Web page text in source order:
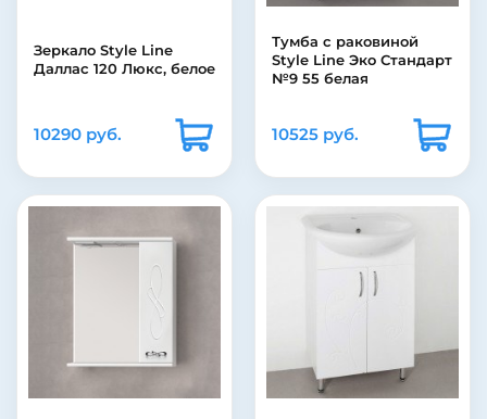
Зеркало Style Line
Даллас 120 Люкс, белое
10290 руб.
Тумба с раковиной
Style Line Эко Стандарт
№9 55 белая
10525 руб.